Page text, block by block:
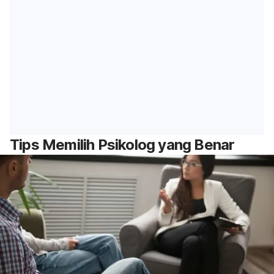
Tips Memilih Psikolog yang Benar